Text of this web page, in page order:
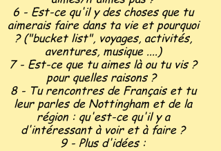
6 - Est-ce qu'il y des choses que tu
aimerais faire dans ta vie et pourquoi
? ("bucket list", voyages, activités,
aventures, musique ....)
7 - Est-ce que tu aimes là ou tu vis ?
pour quelles raisons ?
8 - Tu rencontres de Français et tu
leur parles de Nottingham et de la
région : qu'est-ce qu'il y a
d'intéressant à voir et à faire ?
9 - Plus d'idées :